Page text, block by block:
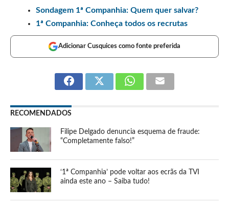
Sondagem 1ª Companhia: Quem quer salvar?
1ª Companhia: Conheça todos os recrutas
Adicionar Cusquices como fonte preferida
RECOMENDADOS
Filipe Delgado denuncia esquema de fraude:
“Completamente falso!”
‘1ª Companhia’ pode voltar aos ecrãs da TVI
ainda este ano – Saiba tudo!